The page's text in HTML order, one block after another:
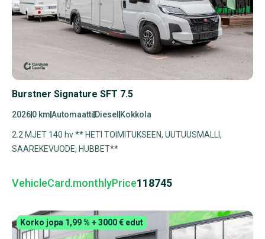
Burstner Signature SFT 7.5
20260 kmAutomaatti Diesel Kokkola
2.2 MJET 140 hv ** HETI TOIMITUKSEEN, UUTUUSMALLI,
SAAREKEVUODE, HUBBET**
VehicleCard.monthlyPrice118745
Korko jopa 1,99 % + 3000 € edut